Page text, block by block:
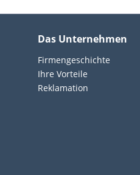
Das Unternehmen
Firmengeschichte
Ihre Vorteile
Reklamation